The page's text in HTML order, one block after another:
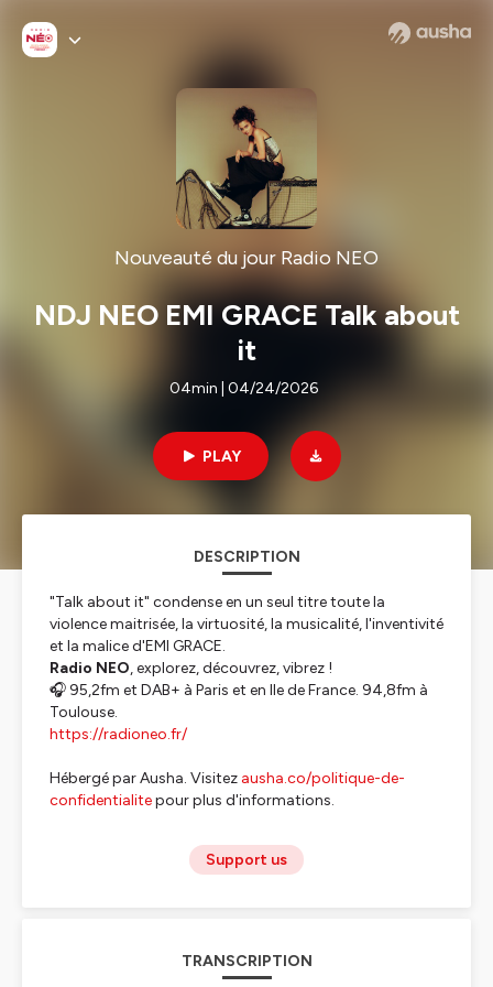
Nouveauté du jour Radio NEO
NDJ NEO EMI GRACE Talk about
it
04min | 04/24/2026
PLAY
DESCRIPTION
"Talk about it" condense en un seul titre toute la
violence maitrisée, la virtuosité, la musicalité, l'inventivité
et la malice d'EMI GRACE.
Radio NEO, explorez, découvrez, vibrez !
🎧 95,2fm et DAB+ à Paris et en Ile de France. 94,8fm à
Toulouse.
https://radioneo.fr/
Hébergé par Ausha. Visitez ausha.co/politique-de-
confidentialitepour plus d'informations.
Support us
TRANSCRIPTION